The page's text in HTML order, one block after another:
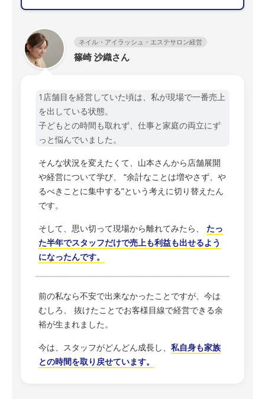
ネイル・アイラッシュ・エステサロン経営
篠崎 沙織さん
1店舗目を経営していた頃は、私が現場で一番売上
を出している状態。
子どもとの時間も取れず、仕事と家庭の両立にず
っと悩んでいました。
そんな状況を変えたくて、山本さんから店舗展開
や経営について学び、 “余計なことは増やさず、や
るべきことに集中する”という考えに切り替えたん
です。
そして、思い切って現場から離れてみたら、 たっ
た半年でスタッフだけで売上も利益も出せるよう
になったんです。
前の私なら不安で出来なかったことですが、今は
むしろ、 抜けたことでお客様目線で経営できる余
裕が生まれました。
今は、スタッフがどんどん成長し、 私自身も家族
との時間を取り戻せています。